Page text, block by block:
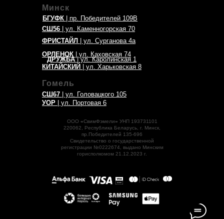
Гомель
Минск
СШ67 | ул. Головацкого 105
УОР | ул. Портовая 6
БГУФК | пр. Победителей 109В
ФРИСТАЙЛ | ул. Сурганова 4а
СШ56 | ул. Каменногорская 70
КИТАЙСКИЙ | ул. Харьковская 8
ОРЛЕНОК | ул. Каховская 74
ДРУЖБА| ул. Каролинская 1
ООО «СвимФэмели» УНП 193731101
220062, Республика Беларусь, г. Минск,
пр.Победителей 135-696
Свидетельство о государственной
регистрации №0222674, выдано Минским
горисполкомом 21.12.2023 г.